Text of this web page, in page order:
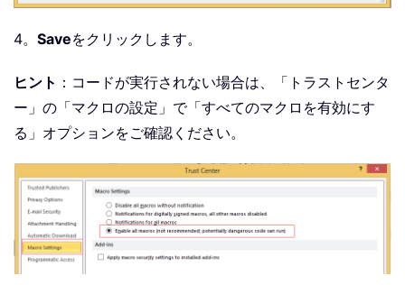
4。 Saveをクリックします。
ヒント ：コードが実行されない場合は、「トラストセンタ
ー」の「マクロの設定」で「すべてのマクロを有効にす
る」オプションをご確認ください。